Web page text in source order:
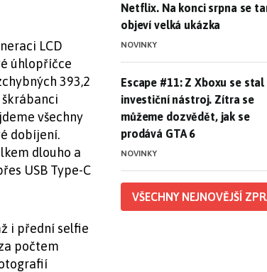
LCD
úhlopříčce
393,2
všechny
dobíjení.
dlouho a
USB Type-C
i přední selfie
počtem
Netflix. Na konci srpna se
objeví velká ukázka
NOVINKY
Escape #11: Z Xboxu se
Escape #11: Z Xboxu se stal
investiční nástroj. Zítra se
můžeme dozvědět, jak se
prodává GTA 6
NOVINKY
VŠECHNY NEJNOVĚJŠÍ